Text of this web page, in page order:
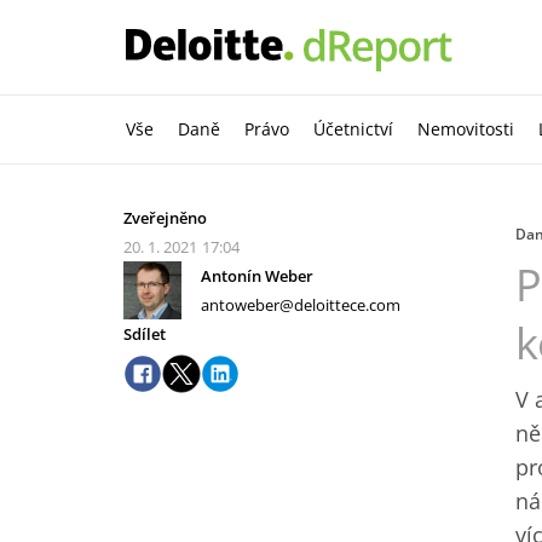
Vše Daně Právo Účetnictví Nemovitosti
Zveřejněno
20. 1. 2021 17:04
Antonín Weber
antoweber@deloittece.com
Sdílet
V